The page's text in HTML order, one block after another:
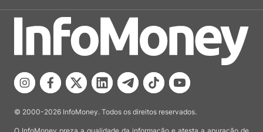
© 2000-2026 InfoMoney. Todos os direitos reservados.
O InfoMoney preza a qualidade da informação e atesta a apuração de